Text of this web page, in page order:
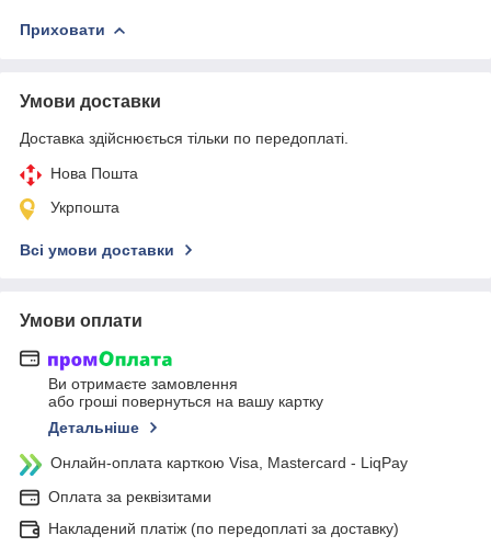
Приховати
Умови доставки
Доставка здійснюється тільки по передоплаті.
Нова Пошта
Укрпошта
Всі умови доставки
Умови оплати
Ви отримаєте замовлення
або гроші повернуться на вашу картку
Детальніше
Онлайн-оплата карткою Visa, Mastercard - LiqPay
Оплата за реквізитами
Накладений платіж (по передоплаті за доставку)